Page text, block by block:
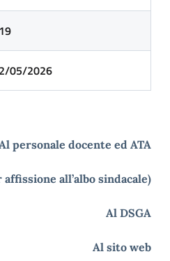
05/2026
personale docente ed ATA
affissione all’albo sindacale)
Al DSGA
Al sito web